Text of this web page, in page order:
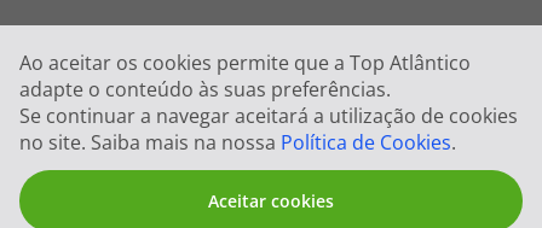
Ao aceitar os cookies permite que a Top Atlântico
adapte o conteúdo às suas preferências.
Se continuar a navegar aceitará a utilização de cookies
no site. Saiba mais na nossa Política de Cookies.
Aceitar cookies
2026 © Todos os direitos reservados:Top Atlântico, Viagens e Turismo